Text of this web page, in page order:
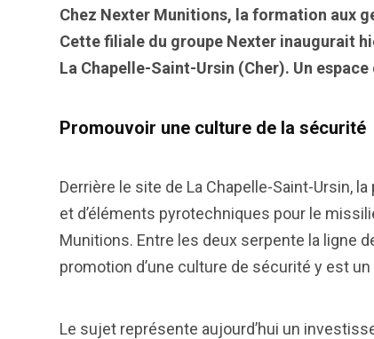
Chez Nexter Munitions, la formation aux
Cette filiale du groupe Nexter inaugurait
La Chapelle-Saint-Ursin (Cher). Un
Promouvoir une culture de la sécurité
Derrière le site de La Chapelle-Saint-Ursin,
et d’éléments pyrotechniques pour le
Munitions. Entre les deux serpente la ligne
promotion d’une culture de sécurité y est
Le sujet représente aujourd’hui un